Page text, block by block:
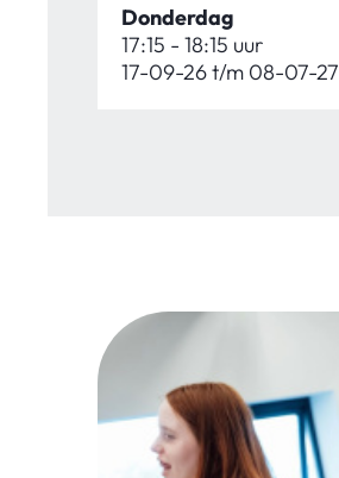
Donderdag
17:15 - 18:15 uur
17-09-26 t/m 08-07-27